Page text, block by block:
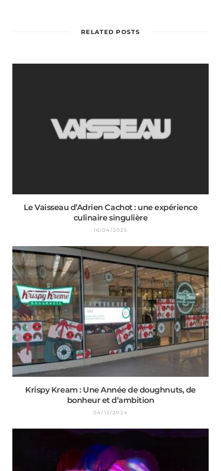
RELATED POSTS
Le Vaisseau d’Adrien Cachot : une expérience
culinaire singulière
16/04/2025
Krispy Kream : Une Année de doughnuts, de
bonheur et d’ambition
04/12/2024